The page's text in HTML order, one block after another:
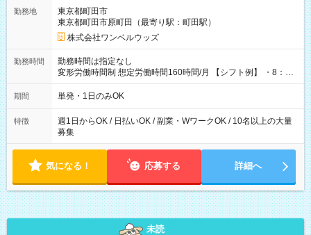
勤務地
東京都町田市
東京都町田市原町田（最寄り駅：町田駅）
株式会社ワンベルウッズ
勤務時間
勤務時間は指定なし
変形労働時間制 想定労働時間160時間/月 【シフト例】 ・8：00
～21：00
期間 単発・1日のみOK
特徴
週1日からOK / 日払いOK / 副業・WワークOK / 10名以上の大量
募集
気になる！ 応募する 詳細へ
未読